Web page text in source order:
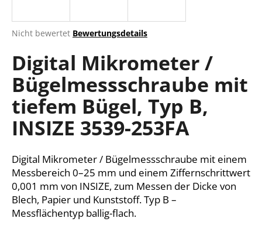
Die
Produktbewertung
ist
0,0
von
5
Sternen.
Nicht bewertet Bewertungsdetails
Digital Mikrometer /
Bügelmessschraube mit
tiefem Bügel, Typ B,
INSIZE 3539-253FA
Digital Mikrometer / Bügelmessschraube mit einem
Messbereich 0–25 mm und einem Ziffernschrittwert
0,001 mm von INSIZE, zum Messen der Dicke von
Blech, Papier und Kunststoff. Typ B –
Messflächentyp ballig-flach.
W
i
r
e
p
f
e
h
l